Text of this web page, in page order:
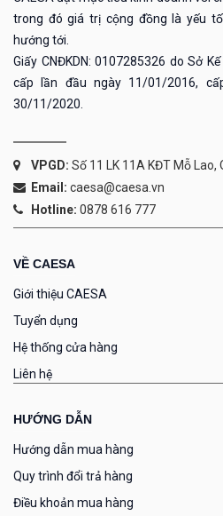
trong đó giá trị cộng đồng là yếu
hướng tới.
Giấy CNĐKDN: 0107285326 do Sở
cấp lần đầu ngày 11/01/2016,
30/11/2020.
VPGD: Số 11 LK 11A KĐT Mỗ Lao,
Email: caesa@caesa.vn
Hotline: 0878 616 777
VỀ CAESA
Giới thiệu CAESA
Tuyển dụng
Hệ thống cửa hàng
Liên hệ
HƯỚNG DẪN
Hướng dẫn mua hàng
Quy trình đổi trả hàng
Điều khoản mua hàng